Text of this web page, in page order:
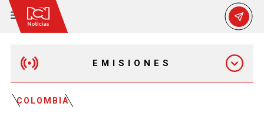
EMISIONES
COLOMBIA